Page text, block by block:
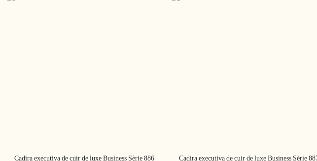
Cadira executiva de cuir de luxe Business Sèrie 886 Cadira executiva de cuir de luxe Business Sèrie